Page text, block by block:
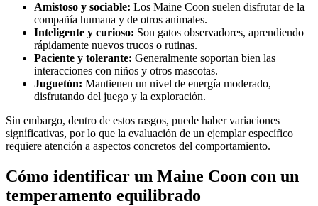
Amistoso y sociable: Los Maine Coon suelen disfrutar de la
compañía humana y de otros animales.
Inteligente y curioso: Son gatos observadores, aprendiendo
rápidamente nuevos trucos o rutinas.
Paciente y tolerante: Generalmente soportan bien las
interacciones con niños y otros mascotas.
Juguetón: Mantienen un nivel de energía moderado,
disfrutando del juego y la exploración.
Sin embargo, dentro de estos rasgos, puede haber variaciones
significativas, por lo que la evaluación de un ejemplar específico
requiere atención a aspectos concretos del comportamiento.
Cómo identificar un Maine Coon con un
temperamento equilibrado